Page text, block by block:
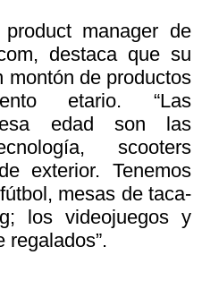
manager de
destaca que su
montón de productos
etario. “Las
esa edad son las
scooters
exterior. Tenemos
mesas de taca-
los videojuegos y
regalados”.